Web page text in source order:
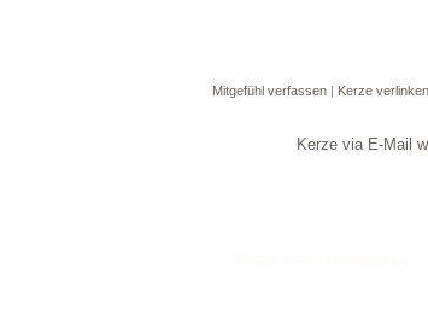
Mitgefühl verfassen | Kerze verlinken
Kerze via E-Mail